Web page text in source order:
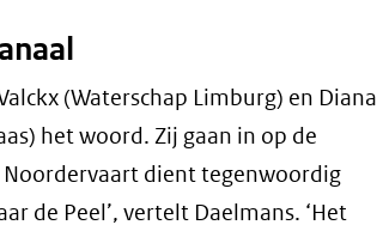
(Waterschap Limburg) en Diana
het woord. Zij gaan in op de
Noordervaart dient tegenwoordig
de Peel’, vertelt Daelmans. ‘Het